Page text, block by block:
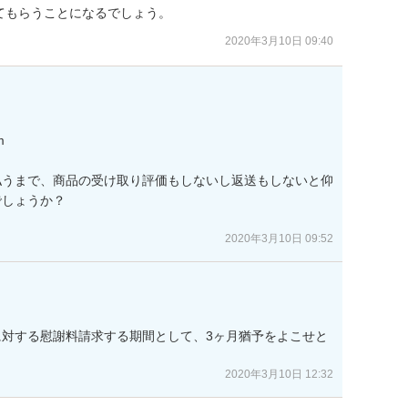
らうことになるでしょう。
2020年3月10日 09:40
まで、商品の受け取り評価もしないし返送もしないと仰
ょうか？
2020年3月10日 09:52
する慰謝料請求する期間として、3ヶ月猶予をよこせと
2020年3月10日 12:32